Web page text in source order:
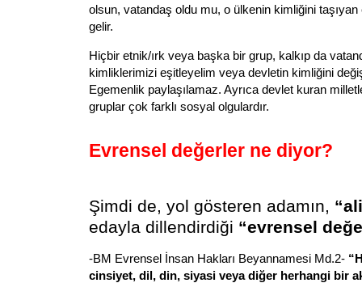
olsun, vatandaş oldu mu, o ülkenin kimliğini
gelir.
Hiçbir etnik/ırk veya başka bir grup, kalkıp da
kimliklerimizi eşitleyelim veya devletin kimliğini
Egemenlik paylaşılamaz. Ayrıca devlet kuran
gruplar çok farklı sosyal olgulardır.
Evrensel değerler ne diyor?
Şimdi de, yol gösteren adamın,
edayla dillendirdiği “evrensel
-BM Evrensel İnsan Hakları Beyannamesi Md.2-
cinsiyet, dil, din, siyasi veya diğer herhangi bir